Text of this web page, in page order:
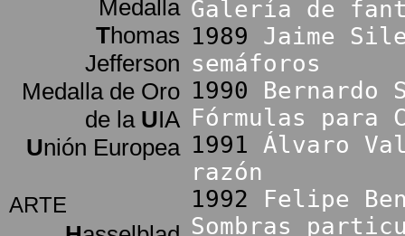
Medalla
Thomas
Jefferson
Medalla de Oro
de la UIA
Unión Europea
ARTE
Galería de
1989 Jaime
semáforos
1990 Bernardo
Fórmulas para
1991 Álvaro
razón
1992 Felipe
Sombras